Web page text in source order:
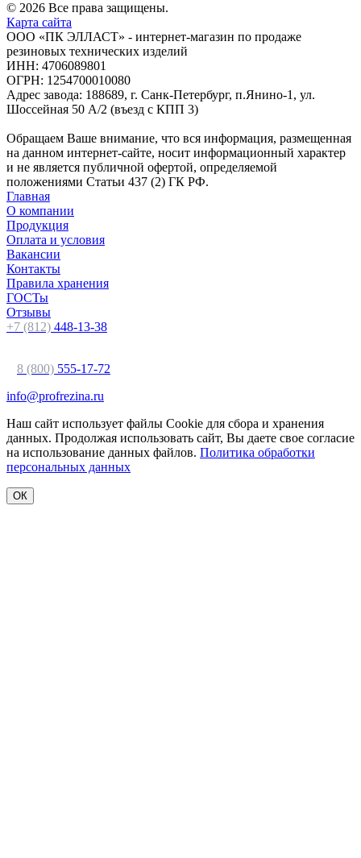
© 2026 Все права защищены.
Карта сайта
ООО «ПК ЭЛЛАСТ» - интернет-магазин по продаже
резиновых технических изделий
ИНН: 4706089801
ОГРН: 1254700010080
Адрес завода: 188689, г. Санк-Петербург, п.Янино-1, ул.
Шоссейная 50 А/2 (въезд с КПП 3)
Обращаем Ваше внимание, что вся информация, размещенная
на данном интернет-сайте, носит информационный характер
и не является публичной офертой, определяемой
положениями Статьи 437 (2) ГК РФ.
Главная
О компании
Продукция
Оплата и условия
Вакансии
Контакты
Правила хранения
ГОСТы
Отзывы
+7 (812) 448-13-38
8 (800) 555-17-72
info@profrezina.ru
Наш сайт использует файлы Cookie для сбора и хранения
данных. Продолжая использовать сайт, Вы даете свое согласие
на использование данных файлов. Политика обработки
персональных данных
ОК